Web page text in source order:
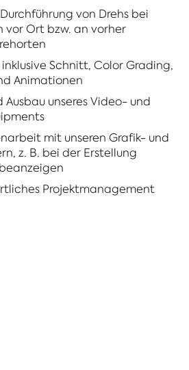
von Drehs bei
vor Ort bzw. an vorher
Schnitt, Color Grading,
Animationen
unseres Video- und
mit unseren Grafik- und
z. B. bei der Erstellung
Projektmanagement